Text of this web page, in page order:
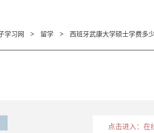
学习网 > 留学 > 西班牙武康大学硕士学费多
点击进入：在